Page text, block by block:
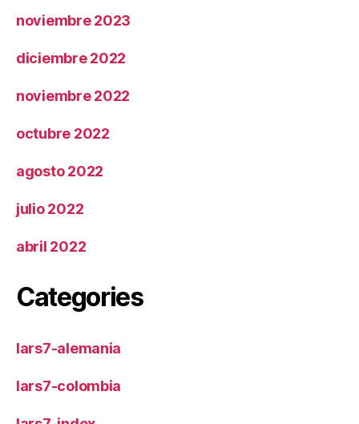
noviembre 2023
diciembre 2022
noviembre 2022
octubre 2022
agosto 2022
julio 2022
abril 2022
Categories
lars7-alemania
lars7-colombia